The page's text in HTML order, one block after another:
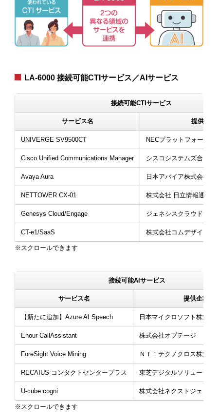
LA-6000 接続可能CTIサービス／AIサービス
接続可能CTIサービス
サービス名 提供企業
UNIVERGE SV9500CT NECプラットフォームズ
Cisco Unified Communications Manager シスコシステムズ合同会
Avaya Aura 日本アバイア株式会社
NETTOWER CX-01 株式会社 日立情報通信
Genesys Cloud/Engage ジェネシスクラウドサー
CT-e1/SaaS 株式会社コムデザイン
接続可能AIサービス
サービス名 提供企業
【新たに追加】Azure AI Speech 日本マイクロソフト株式会
Enour CallAssistant 株式会社オプテージ
ForeSight Voice Mining ＮＴＴテクノクロス株式会
RECAIUS コンタクトセンタープラス 東芝デジタルソリューショ
U-cube cogni 株式会社ネクストジェン